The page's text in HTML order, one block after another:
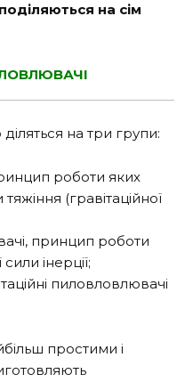
на сім
на три групи:
роботи яких
(гравітаційної
принцип роботи
інерції;
пиловловлювачі
простими і